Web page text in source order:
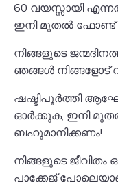
60 വയസ്സായി
ഇനി മുതൽ
നിങ്ങളുടെ
ഞങ്ങൾ നിങ്ങളോട്
ഷഷ്ടിപൂർത്തി
ഓർക്കുക, ഇനി
ബഹുമാനിക്കണം!
നിങ്ങളുടെ
പാക്കേജ്